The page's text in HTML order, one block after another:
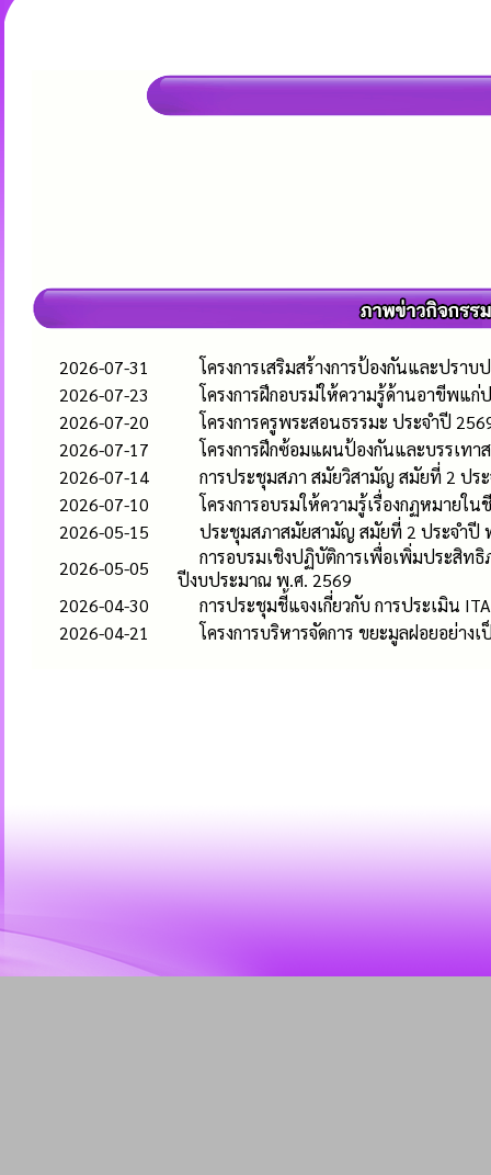
2026-07-31
โครงการเสริมสร้างการป้องกันและปรา
2026-07-23
โครงการฝึกอบรม่ให้ความรู้ด้านอาขีพแ
2026-07-20
โครงการครูพระสอนธรรมะ ประจำปี
2026-07-17
โครงการฝึกซ้อมแผนป้องกันและบรรเท
2026-07-14
การประชุมสภา สมัยวิสามัญ สมัยที่ 2 ปร
2026-07-10
โครงการอบรมให้ความรู้เรื่องกฏหมาย
2026-05-15
ประชุมสภาสมัยสามัญ สมัยที่ 2 ประจำปี
2026-05-05
การอบรมเชิงปฏิบัติการเพื่อเพิ่มประสิท
ปีงบประมาณ พ.ศ. 2569
2026-04-30
การประชุมชี้แจงเกี่ยวกับ การประเมิน
2026-04-21
โครงการบริหารจัดการ ขยะมูลฝอยอย่า